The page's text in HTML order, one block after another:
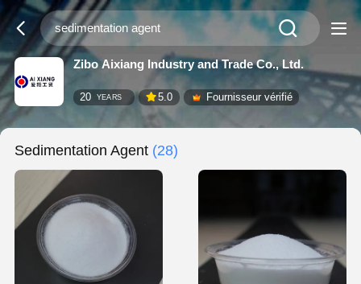
Zibo Aixiang Industry and Trade Co., Ltd.
20 YEARS 5.0 Fournisseur vérifié
Sedimentation Agent (28)